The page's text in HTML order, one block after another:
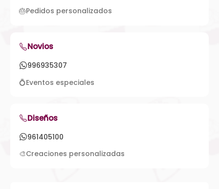
🎂Pedidos personalizados
Novios
996935307
💍Eventos especiales
Diseños
961405100
🎨Creaciones personalizadas